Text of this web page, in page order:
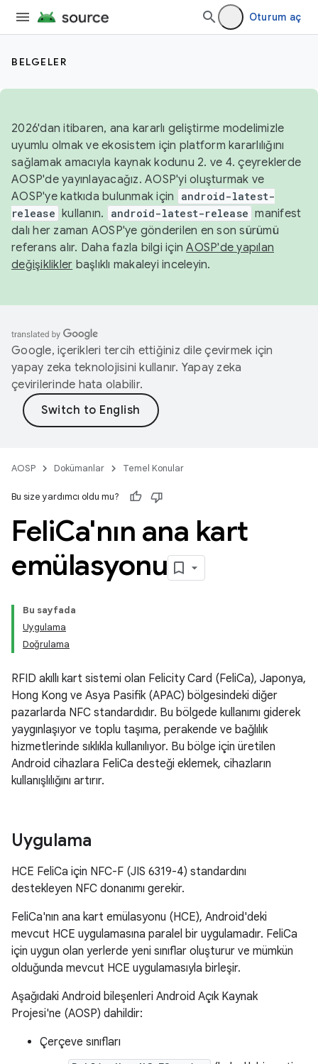
Oturum aç
BELGELER
2026'dan itibaren, ana kararlı geliştirme modelimizle
uyumlu olmak ve ekosistem için platform kararlılığını
sağlamak amacıyla kaynak kodunu 2. ve 4. çeyreklerde
AOSP'de yayınlayacağız. AOSP'yi oluşturmak ve
AOSP'ye katkıda bulunmak için
android-latest-
release kullanın. android-latest-release manifest
dalı her zaman AOSP'ye gönderilen en son sürümü
referans alır. Daha fazla bilgi içinAOSP'de yapılan
değişiklikler başlıklı makaleyi inceleyin.
Google, içerikleri tercih ettiğiniz dile çevirmek için
yapay zeka teknolojisini kullanır. Yapay zeka
çevirilerinde hata olabilir.
AOSP Dokümanlar Temel Konular
Bu size yardımcı oldu mu?
FeliCa'nın ana kart
emülasyonu
Bu sayfada
Uygulama
Doğrulama
RFID akıllı kart sistemi olan Felicity Card (FeliCa), Japonya,
Hong Kong ve Asya Pasifik (APAC) bölgesindeki diğer
pazarlarda NFC standardıdır. Bu bölgede kullanımı giderek
yaygınlaşıyor ve toplu taşıma, perakende ve bağlılık
hizmetlerinde sıklıkla kullanılıyor. Bu bölge için üretilen
Android cihazlara FeliCa desteği eklemek, cihazların
kullanışlılığını artırır.
Uygulama
HCE FeliCa için NFC-F (JIS 6319-4) standardını
destekleyen NFC donanımı gerekir.
FeliCa'nın ana kart emülasyonu (HCE), Android'deki
mevcut HCE uygulamasına paralel bir uygulamadır. FeliCa
için uygun olan yerlerde yeni sınıflar oluşturur ve mümkün
olduğunda mevcut HCE uygulamasıyla birleşir.
Aşağıdaki Android bileşenleri Android Açık Kaynak
Projesi'ne (AOSP) dahildir:
Çerçeve sınıfları